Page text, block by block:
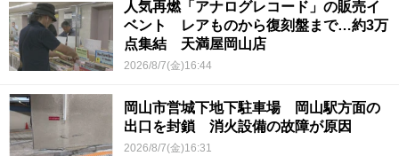
人気再燃「アナログレコード」の販売イ
ベント レアものから復刻盤まで…約3万
点集結 天満屋岡山店
2026/8/7(金)16:44
岡山市営城下地下駐車場 岡山駅方面の
出口を封鎖 消火設備の故障が原因
2026/8/7(金)16:31